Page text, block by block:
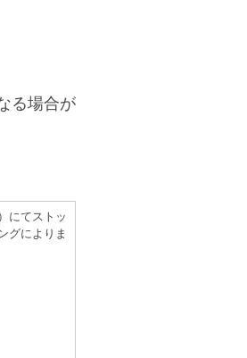
る場合が
にてストッ
グによりま